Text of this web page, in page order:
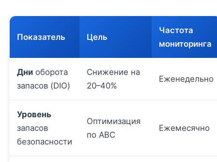
Показатель Цель
Частота
мониторинга
Дни оборота
запасов (DIO)
Снижение на
20–40%
Еженедельно
Уровень
запасов
безопасности
Оптимизация
по ABC
Ежемесячно